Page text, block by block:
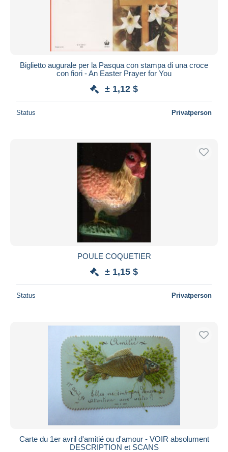
Biglietto augurale per la Pasqua con stampa di una croce
con fiori - An Easter Prayer for You
± 1,12 $
Status Privatperson
POULE COQUETIER
± 1,15 $
Status Privatperson
Carte du 1er avril d'amitié ou d'amour - VOIR absolument
DESCRIPTION et SCANS